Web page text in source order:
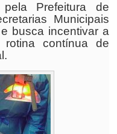
Prefeitura de
Municipais
busca incentivar a
contínua de